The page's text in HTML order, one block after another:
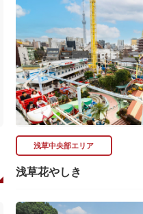
浅草中央部エリア
浅草花やしき